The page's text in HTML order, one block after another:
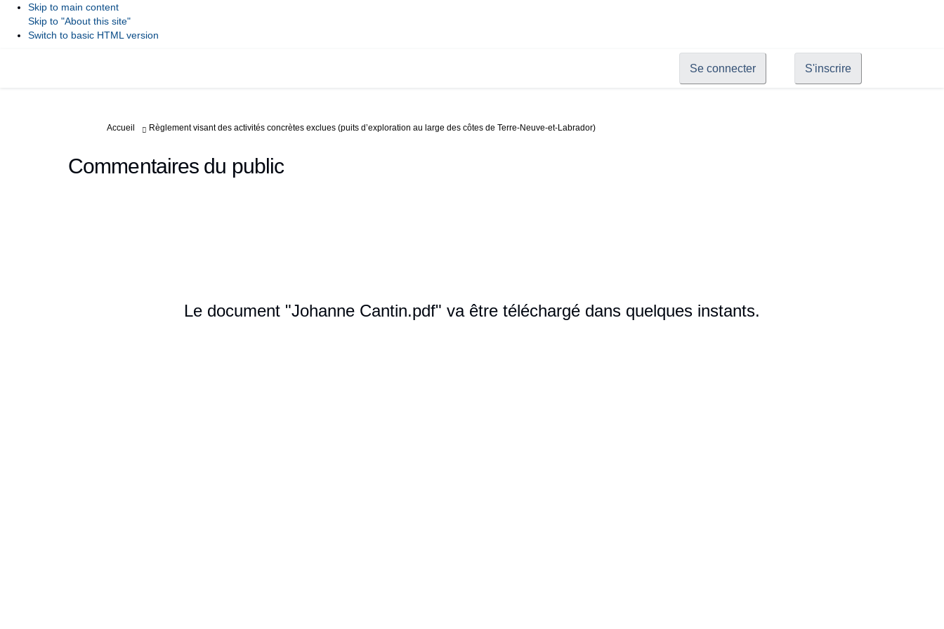
Skip to main content
Skip to "About this site"
Switch to basic HTML version
Se connecter S'inscrire
Vous êtes ici:
Accueil Règlement visant des activités concrètes exclues (puits d’exploration au large des côtes de Terre-Neuve-et-Labrador)
Commentaires du public
Le document "Johanne Cantin.pdf" va être téléchargé dans quelques instants.